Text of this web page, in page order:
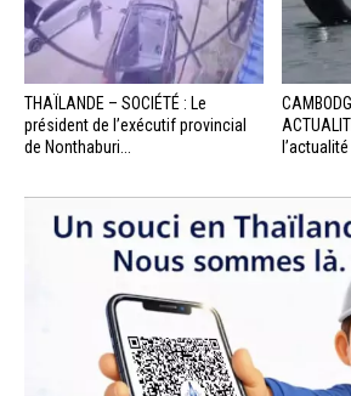
THAÏLANDE – SOCIÉTÉ : Le
président de l’exécutif provincial
de Nonthaburi...